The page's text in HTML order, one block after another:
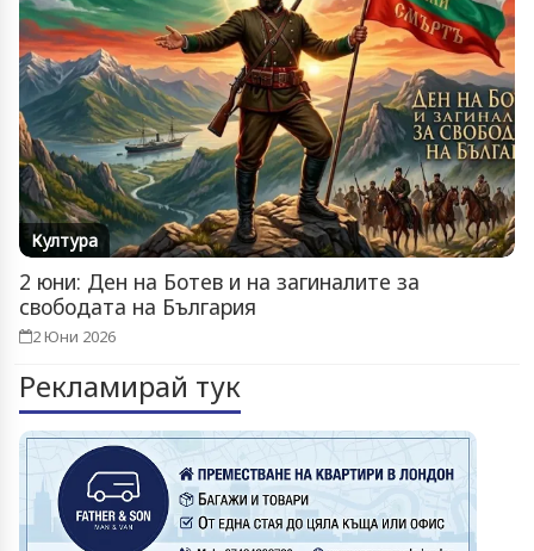
Култура
2 юни: Ден на Ботев и на загиналите за
свободата на България
2 Юни 2026
Рекламирай тук